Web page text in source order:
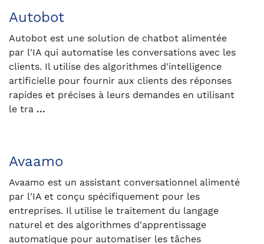
Autobot
Autobot est une solution de chatbot alimentée
par l'IA qui automatise les conversations avec les
clients. Il utilise des algorithmes d'intelligence
artificielle pour fournir aux clients des réponses
rapides et précises à leurs demandes en utilisant
le tra ...
Avaamo
Avaamo est un assistant conversationnel alimenté
par l'IA et conçu spécifiquement pour les
entreprises. Il utilise le traitement du langage
naturel et des algorithmes d'apprentissage
automatique pour automatiser les tâches